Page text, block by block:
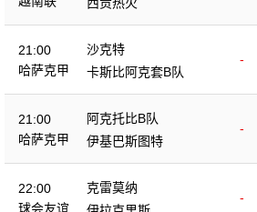
21:00
哈萨克甲
沙克特
-
卡斯比阿克套B队
21:00
哈萨克甲
阿克托比B队
-
伊基巴斯图特
22:00
球会友谊
克雷莫纳
-